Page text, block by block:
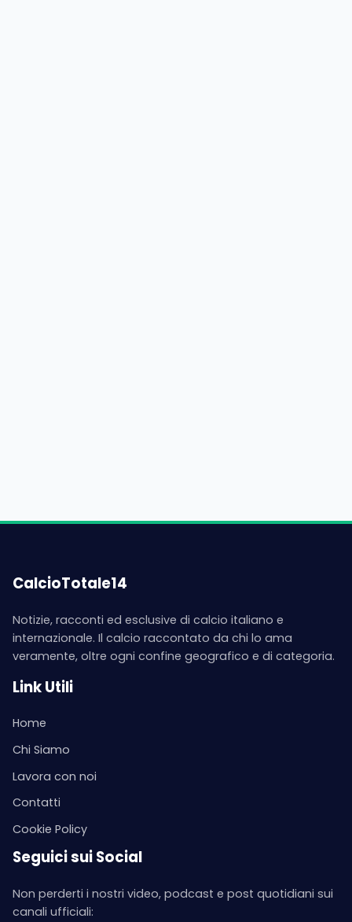
CalcioTotale14
Notizie, racconti ed esclusive di calcio italiano e
internazionale. Il calcio raccontato da chi lo ama
veramente, oltre ogni confine geografico e di categoria.
Link Utili
Home
Chi Siamo
Lavora con noi
Contatti
Cookie Policy
Seguici sui Social
Non perderti i nostri video, podcast e post quotidiani sui
canali ufficiali: